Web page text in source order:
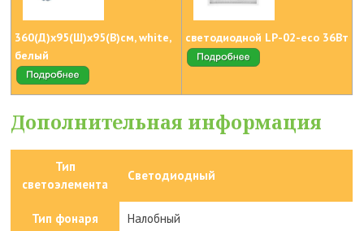
360(Д)x95(Ш)х95(В)см, white,
белый
светодиодной LP-02-eco 36Вт
Дополнительная информация
Тип
светоэлемента
Светодиодный
Тип фонаря Налобный